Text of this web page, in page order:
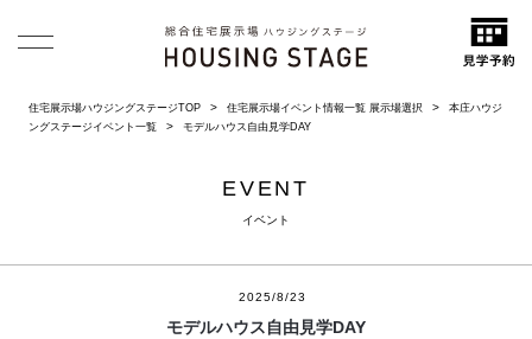
住宅展示場ハウジングステージTOP 住宅展示場イベント情報一覧 展示場選択
本庄ハウジ
ングステージイベント一覧
モデルハウス自由見学DAY
EVENT
イベント
2025/8/23
モデルハウス自由見学DAY